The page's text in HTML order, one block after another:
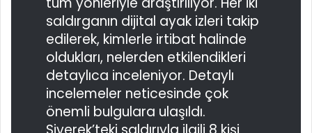
saldırganın dijital ayak izleri takip
edilerek, kimlerle irtibat halinde
oldukları, nelerden etkilendikleri
detaylıca inceleniyor. Detaylı
incelemeler neticesinde çok
önemli bulgulara ulaşıldı.